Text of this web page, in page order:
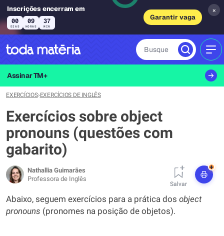
Inscrições encerram em
00
DIAS
09
HORAS
37
MIN
Garantir vaga
×
Busque
Assinar TM+
EXERCÍCIOS›EXERCÍCIOS DE INGLÊS
Exercícios sobre object
pronouns (questões com
gabarito)
Nathallia Guimarães
Professora de Inglês
Salvar
+
Abaixo, seguem exercícios para a prática dos object
pronouns (pronomes na posição de objetos).